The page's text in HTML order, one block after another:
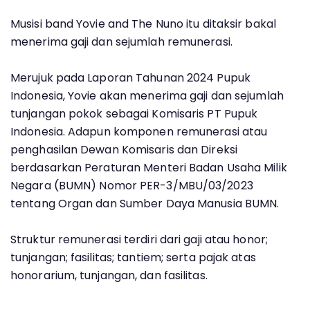
Musisi band Yovie and The Nuno itu ditaksir bakal
menerima gaji dan sejumlah remunerasi.
Merujuk pada Laporan Tahunan 2024 Pupuk
Indonesia, Yovie akan menerima gaji dan sejumlah
tunjangan pokok sebagai Komisaris PT Pupuk
Indonesia. Adapun komponen remunerasi atau
penghasilan Dewan Komisaris dan Direksi
berdasarkan Peraturan Menteri Badan Usaha Milik
Negara (BUMN) Nomor PER-3/MBU/03/2023
tentang Organ dan Sumber Daya Manusia BUMN.
Struktur remunerasi terdiri dari gaji atau honor;
tunjangan; fasilitas; tantiem; serta pajak atas
honorarium, tunjangan, dan fasilitas.